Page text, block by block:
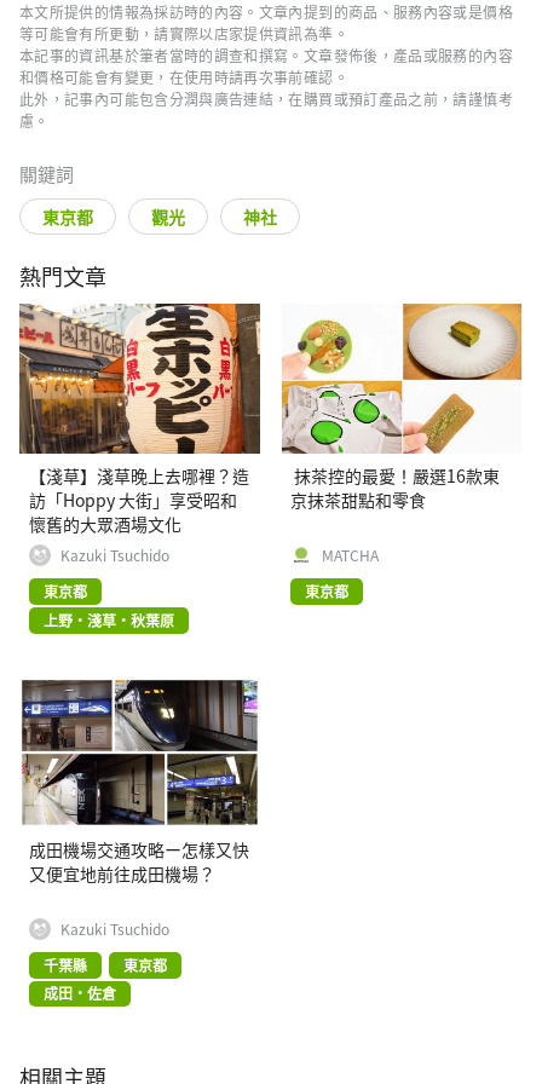
本文所提供的情報為採訪時的內容。文章內提到的商品、服務內容或是價格
等可能會有所更動，請實際以店家提供資訊為準。
本記事的資訊基於筆者當時的調查和撰寫。文章發佈後，產品或服務的內容
和價格可能會有變更，在使用時請再次事前確認。
此外，記事內可能包含分潤與廣告連結，在購買或預訂產品之前，請謹慎考
慮。
關鍵詞
東京都 觀光 神社
熱門文章
【淺草】淺草晚上去哪裡？造
訪「Hoppy 大街」享受昭和
懷舊的大眾酒場文化
Kazuki Tsuchido
東京都
上野・淺草・秋葉原
抹茶控的最愛！嚴選16款東
京抹茶甜點和零食
MATCHA
東京都
成田機場交通攻略ー怎樣又快
又便宜地前往成田機場？
Kazuki Tsuchido
千葉縣
東京都
成田・佐倉
相關主題